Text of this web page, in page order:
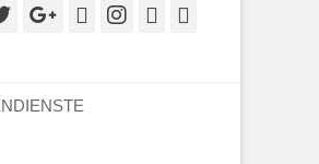
Twitter
Googleplus
E-
Instagram
Website